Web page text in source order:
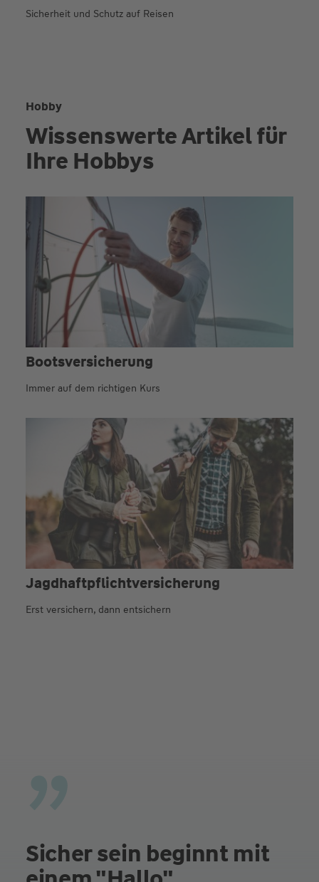
Sicherheit und Schutz auf Reisen
Hobby
Wissenswerte Artikel für
Ihre Hobbys
Boots­versicherung
Immer auf dem richtigen Kurs
Jagdhaftpflicht­versicherung
Erst versichern, dann entsichern
Sicher sein beginnt mit